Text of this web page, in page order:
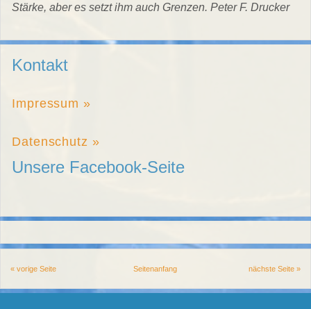
Stärke, aber es setzt ihm auch Grenzen. Peter F. Drucker
Kontakt
Impressum »
Datenschutz »
Unsere Facebook-Seite
« vorige Seite Seitenanfang nächste Seite »